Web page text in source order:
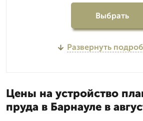
Выбрать
Развернуть
Цены на устройство
пруда в Барнауле в